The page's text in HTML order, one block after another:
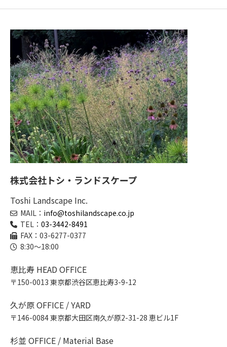
株式会社トシ・ランドスケープ
Toshi Landscape Inc.
MAIL： info@toshilandscape.co.jp
TEL： 03-3442-8491
FAX：03-6277-0377
8:30～18:00
恵比寿 HEAD OFFICE
〒150-0013 東京都渋谷区恵比寿3-9-12
久が原 OFFICE / YARD
〒146-0084 東京都大田区南久が原2-31-28 恵ビル1F
杉並 OFFICE / Material Base